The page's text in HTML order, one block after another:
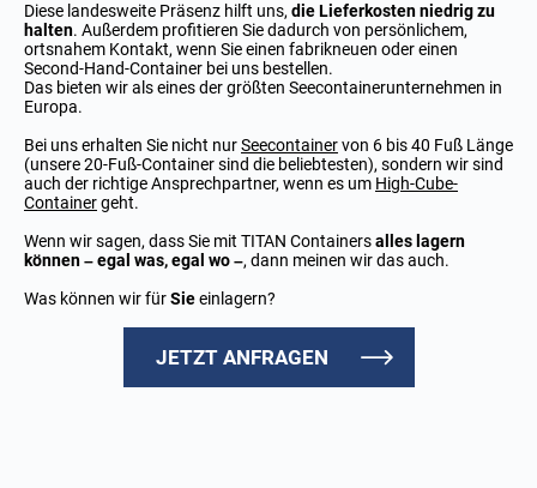
Diese landesweite Präsenz hilft uns,die Lieferkosten niedrig zu
halten. Außerdem profitieren Sie dadurch von persönlichem,
ortsnahem Kontakt, wenn Sie einen fabrikneuen oder einen
Second-Hand-Container bei uns bestellen.
Das bieten wir als eines der größten Seecontainerunternehmen in
Europa.
Bei uns erhalten Sie nicht nurSeecontainervon 6 bis 40 Fuß Länge
(unsere 20-Fuß-Container sind die beliebtesten), sondern wir sind
auch der richtige Ansprechpartner, wenn es um High-Cube-
Containergeht.
Wenn wir sagen, dass Sie mit TITAN Containersalles lagern
können – egal was, egal wo –, dann meinen wir das auch.
Was können wir fürSieeinlagern?
JETZT ANFRAGEN